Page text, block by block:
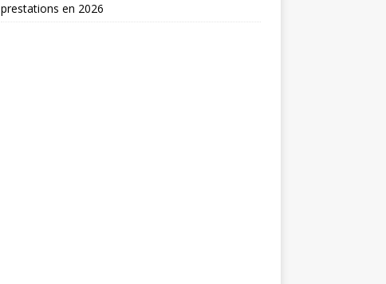
prestations en 2026